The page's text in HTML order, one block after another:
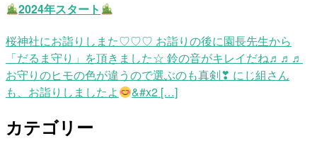
2024年スタート
桜神社にお詣りしまた♡♡♡ お詣りの後に園長先生から
「だるま守り」を頂きました☆ 鈴の音がキレイだね♬♬♬
お守りのヒモの色が違うので選ぶのも真剣❣ にじ組さん
も、お詣りしましたよ
&#x2 […]
カテゴリー